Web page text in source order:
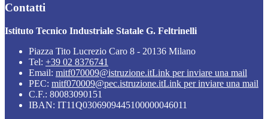
Contatti
Istituto Tecnico Industriale Statale G. Feltrinelli
Piazza Tito Lucrezio Caro 8 - 20136 Milano
Tel: +39 02 8376741
Email: mitf070009@istruzione.itLink per inviare una mail
PEC: mitf070009@pec.istruzione.itLink per inviare una mail
C.F.: 80083090151
IBAN: IT11Q0306909445100000046011